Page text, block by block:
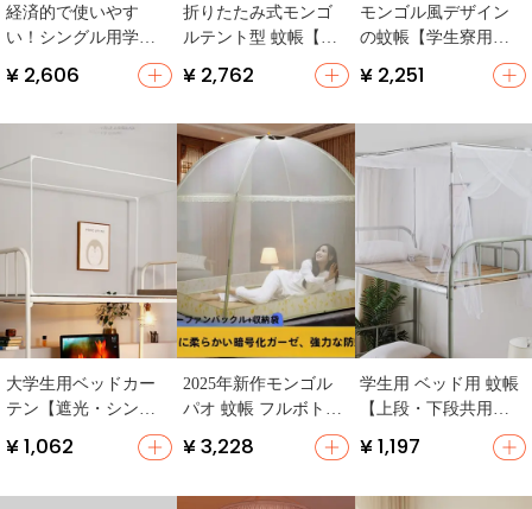
経済的で使いやす
い！シングル用学生
寮対応の蚊帳【一人
用・上下床両用・シ
¥ 2,606
折りたたみ式モンゴ
ルテント型 蚊帳【防
塵・取り付け不要・
子供用・夏季用】
¥ 2,762
モンゴル風デザイン
の蚊帳【学生寮用・
免設置・大開口・シ
ングルベッド用】
¥ 2,251
大学生用ベッドカー
テン【遮光・シング
ルサイズ・クイーン
テント・スチールフ
¥ 1,062
2025年新作モンゴル
パオ 蚊帳 フルボトム
¥ 3,228
学生用 ベッド用 蚊帳
【上段・下段共用・
¥ 1,197